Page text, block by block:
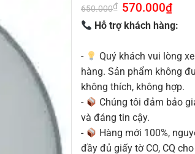
650.000₫ Giá
gốc
là:
650.000₫.
570.000₫Giá
tại
là:
Hỗ trợ khách hàng:
-
Quý khách vui lòng
hàng. Sản phẩm không
không thích, không hợp.
-
Chúng tôi đảm bảo
và đáng tin cậy.
-
Hàng mới 100%,
đầy đủ giấy tờ CO, CQ